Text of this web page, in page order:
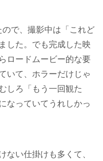
で、撮影中は「これど
した。でも完成した映
ロードムービー的な要
いて、ホラーだけじゃ
しろ「もう一回観た
なっていてうれしかっ
い仕掛けも多くて、